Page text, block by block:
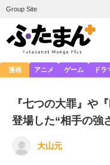
Group Site
漫画 アニメ ゲーム ドラ
『七つの大罪』や
登場した“相手の強
大山元